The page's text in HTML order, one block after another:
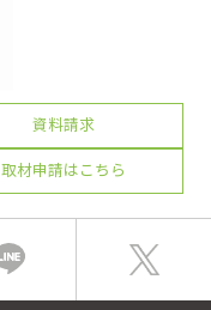
資料請求
取材申請はこちら